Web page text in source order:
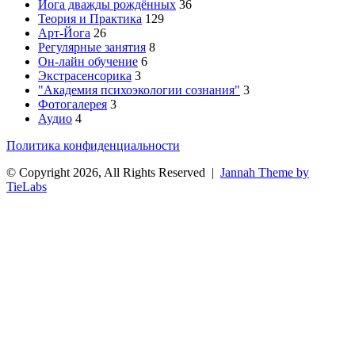
Йога дважды рождённых 36
Теория и Практика 129
Арт-Йога 26
Регулярные занятия 8
Он-лайн обучение 6
Экстрасенсорика 3
"Академия психоэкологии сознания" 3
Фотогалерея 3
Аудио 4
Политика конфиденциальности
© Copyright 2026, All Rights Reserved | Jannah Theme by
TieLabs